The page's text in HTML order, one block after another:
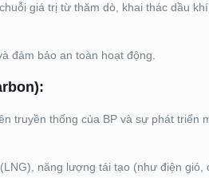
giá trị từ thăm dò, khai thác dầu
đảm bảo an toàn hoạt động.
truyền thống của BP và sự phát triển
năng lượng tái tạo (như điện gió,